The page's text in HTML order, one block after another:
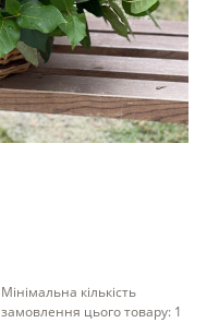
Мінімальна кількість
замовлення цього товару: 1